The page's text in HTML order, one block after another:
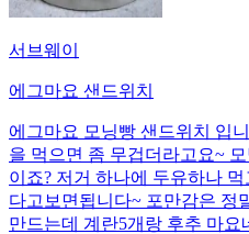
서브웨이
에그마요 샌드위치
에그마요 모닝빵 샌드위치 입
을 먹으면 좀 무겁더라고요~
이죠? 저거 하나에 두유하나
다고보면됩니다~ 포만감은 정
만드는데 계란5개랑 후추 마요